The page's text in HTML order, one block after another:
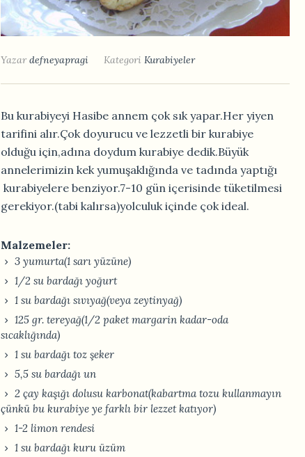
Yazardefneyapragi Kategori Kurabiyeler
Bu kurabiyeyi Hasibe annem çok sık yapar.Her yiyen
tarifini alır.Çok doyurucu ve lezzetli bir kurabiye
olduğu için,adına doydum kurabiye dedik.Büyük
annelerimizin kek yumuşaklığında ve tadında yaptığı
kurabiyelere benziyor.7-10 gün içerisinde tüketilmesi
gerekiyor.(tabi kalırsa)yolculuk içinde çok ideal.
Malzemeler:
3 yumurta(1 sarı yüzüne)
1/2 su bardağı yoğurt
1 su bardağı sıvıyağ(veya zeytinyağ)
125 gr. tereyağ(1/2 paket margarin kadar-oda
sıcaklığında)
1 su bardağı toz şeker
5,5 su bardağı un
2 çay kaşığı dolusu karbonat(kabartma tozu kullanmayın
çünkü bu kurabiye ye farklı bir lezzet katıyor)
1-2 limon rendesi
1 su bardağı kuru üzüm